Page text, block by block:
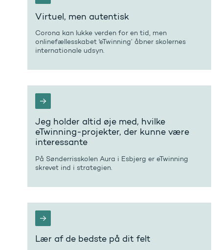
Virtuel, men autentisk
Corona kan lukke verden for en tid, men
onlinefællesskabet 'eTwinning’ åbner skolernes
internationale udsyn.
Jeg holder altid øje med, hvilke
eTwinning-projekter, der kunne være
interessante
På Sønderrisskolen Aura i Esbjerg er eTwinning
skrevet ind i strategien.
Lær af de bedste på dit felt